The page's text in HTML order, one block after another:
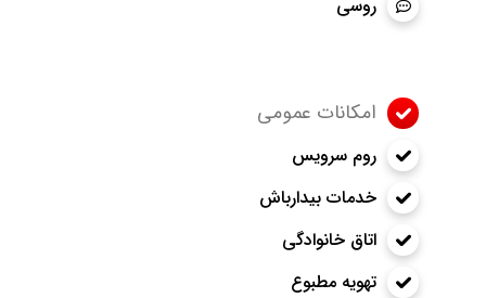
روسی
امکانات عمومی
روم سرویس
خدمات بیدارباش
اتاق خانوادگی
تهویه مطبوع